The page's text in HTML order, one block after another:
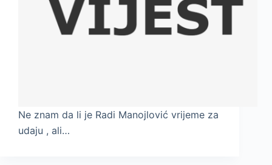
Ne znam da li je Radi Manojlović vrijeme za
udaju , ali…